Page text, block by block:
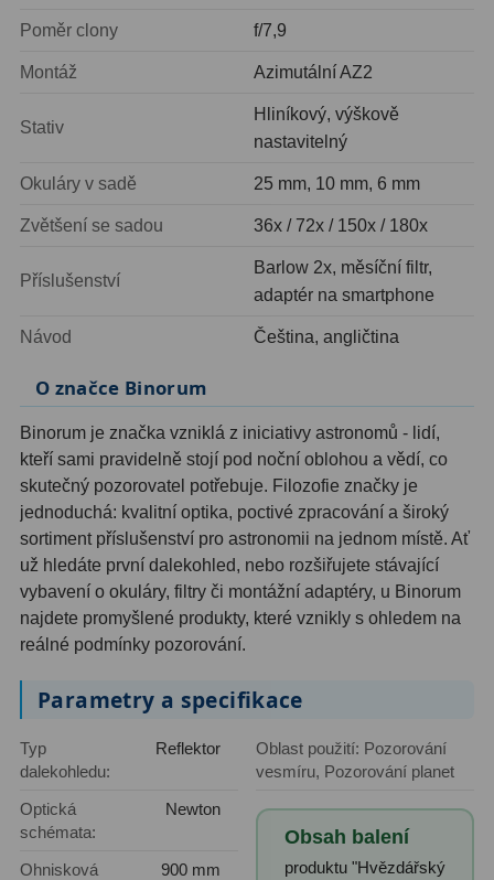
T-kroužky16
Adaptéry projekční
Adaptéry T2
Adaptéry M48
Filtry L-RGB
Filtry IR-Pass 6
Filtry IR-Block10
Filtry Clip5
Filtry CCD Hα, OIII7
Filtrová kola a rámy
Rovnače a reduktory13
Pointace7
Zaostřovací masky27
Rotátory
Poměr clony f/7,9
Montáž Azimutální AZ2
Stativ
Hliníkový, výškově
nastavitelný
Okuláry v sadě 25 mm, 10 mm, 6 mm
Zvětšení se sadou 36x / 72x / 150x / 180x
Příslušenství
Barlow 2x, měsíční filtr,
adaptér na smartphone
Návod Čeština, angličtina
O značce Binorum
Binorum je značka vzniklá z iniciativy astronomů - lidí,
kteří sami pravidelně stojí pod noční oblohou a vědí, co
skutečný pozorovatel potřebuje. Filozofie značky je
jednoduchá: kvalitní optika, poctivé zpracování a široký
sortiment příslušenství pro astronomii na jednom místě. Ať
už hledáte první dalekohled, nebo rozšiřujete stávající
vybavení o okuláry, filtry či montážní adaptéry, u Binorum
najdete promyšlené produkty, které vznikly s ohledem na
reálné podmínky pozorování.
Parametry a specifikace
Typ
dalekohledu:
Reflektor
Optická
schémata:
Newton
Ohnisková
900 mm
Oblast použití: Pozorování
vesmíru, Pozorování planet
Obsah balení
produktu "Hvězdářský